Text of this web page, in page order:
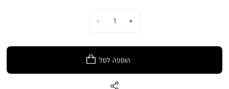
הוספה לסל